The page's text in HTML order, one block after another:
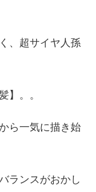
、超サイヤ人孫
】。。
ら一気に描き始
ランスがおかし